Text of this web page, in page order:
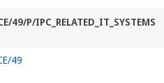
49/P/IPC_RELATED_IT_SYSTEMS
49